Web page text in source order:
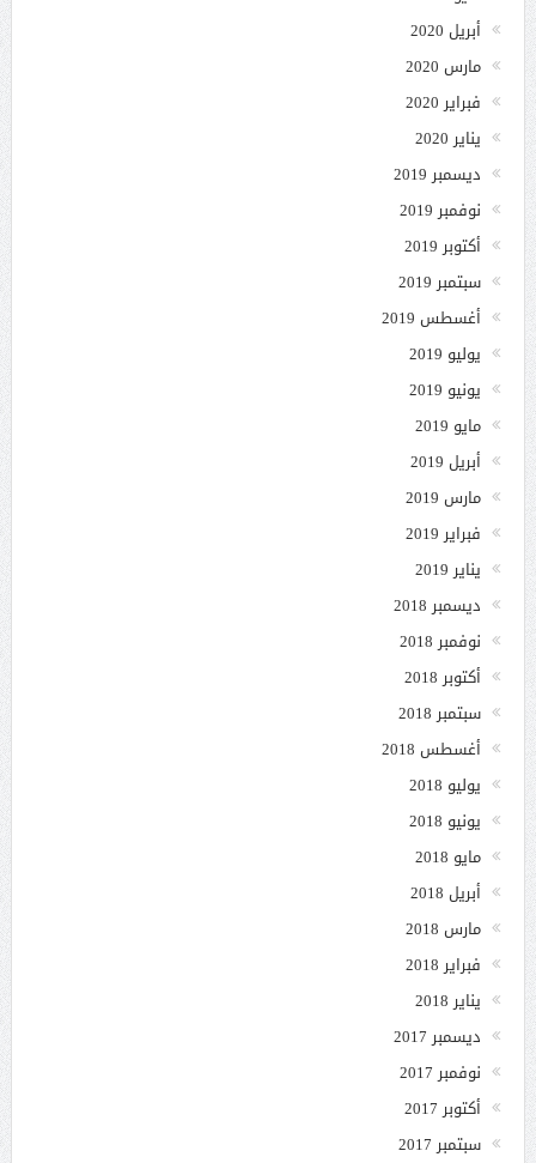
أبريل 2020
مارس 2020
فبراير 2020
يناير 2020
ديسمبر 2019
نوفمبر 2019
أكتوبر 2019
سبتمبر 2019
أغسطس 2019
يوليو 2019
يونيو 2019
مايو 2019
أبريل 2019
مارس 2019
فبراير 2019
يناير 2019
ديسمبر 2018
نوفمبر 2018
أكتوبر 2018
سبتمبر 2018
أغسطس 2018
يوليو 2018
يونيو 2018
مايو 2018
أبريل 2018
مارس 2018
فبراير 2018
يناير 2018
ديسمبر 2017
نوفمبر 2017
أكتوبر 2017
سبتمبر 2017